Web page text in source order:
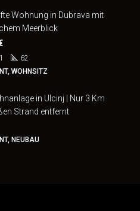
Wohnung in Dubrava mit
Meerblick
1
62
WOHNSITZ
in Ulcinj | Nur 3 Km
Strand entfernt
NEUBAU